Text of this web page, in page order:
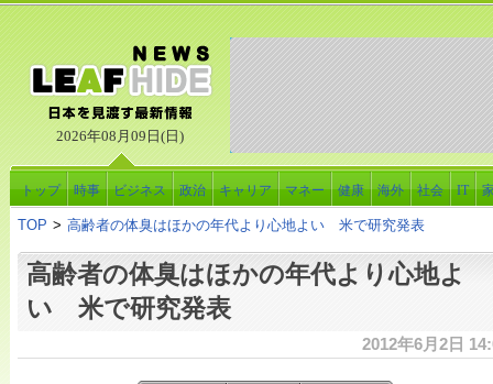
2026年08月09日(日)
トップ 時事 ビジネス 政治 キャリア マネー 健康 海外 社会 IT
TOP > 高齢者の体臭はほかの年代より心地よい 米で研究発表
高齢者の体臭はほかの年代より心地よ
い 米で研究発表
2012年6月2日